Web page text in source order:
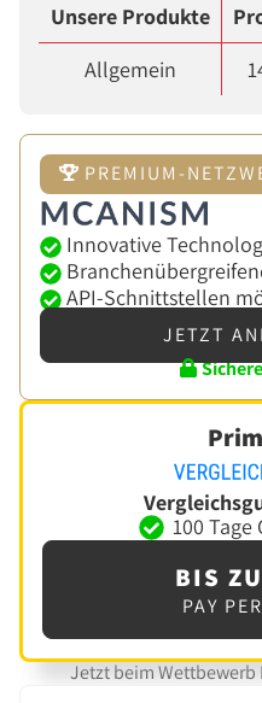
Unsere Produkte
Allgemein
PREMIUM-
Innovative
API-Schnittstellen
JETZT
100 Tage
BIS
PAY
Jetzt beim